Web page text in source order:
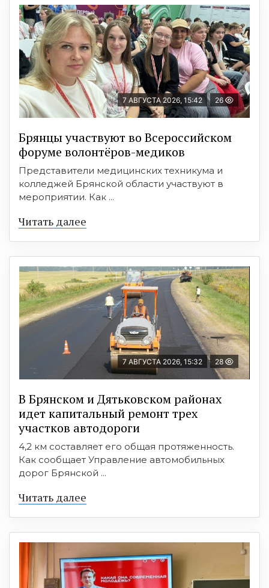
7 АВГУСТА 2026, 15:42 26
Брянцы участвуют во Всероссийском
форуме волонтёров-медиков
Представители медицинских техникума и
колледжей Брянской области участвуют в
мероприятии. Как ...
Читать далее
7 АВГУСТА 2026, 15:32 28
В Брянском и Дятьковском районах
идет капитальный ремонт трех
участков автодороги
4,2 км составляет его общая протяженность.
Как сообщает Управление автомобильных
дорог Брянской ...
Читать далее